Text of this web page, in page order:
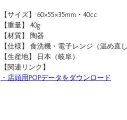
【サイズ】 60×55×35mm・40cc
【重量】 40g
【材質】 陶器
【仕様】 食洗機・電子レンジ（温め直
【生産地】 日本（岐阜）
【関連リンク】
・店頭用POPデータをダウンロード